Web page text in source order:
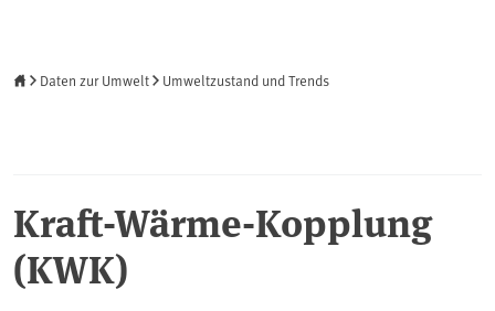
Daten zur Umwelt Umweltzustand und Trends
Kraft-Wärme-Kopplung
(KWK)